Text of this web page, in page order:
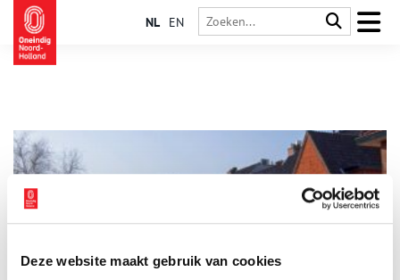
Deze website maakt gebruik van cookies
NL EN